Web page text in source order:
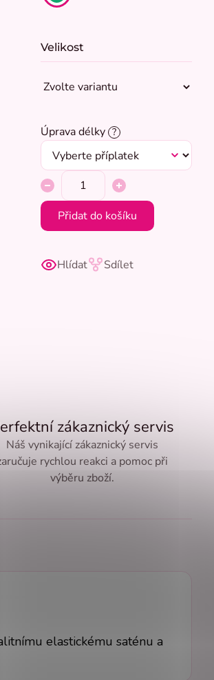
Velikost
Úprava délky ?
Přidat do košíku
Hlídat Sdílet
zákaznický servis
Náš vynikající zákaznický servis
rychlou reakci a pomoc při
výběru zboží.
elastickému saténu a